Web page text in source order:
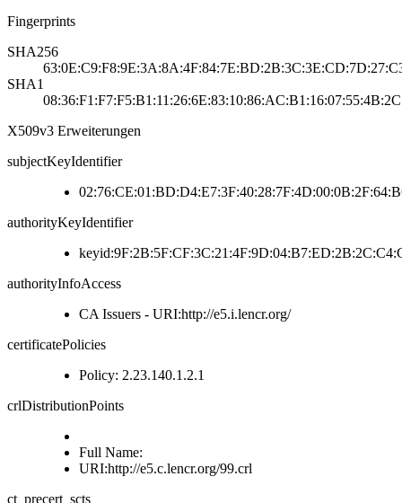
Fingerprints
SHA256
SHA1
X509v3 Erweiterungen
subjectKeyIdentifier
authorityKeyIdentifier
authorityInfoAccess
CA Issuers - URI:http://e5.i.lencr.org/
certificatePolicies
Policy: 2.23.140.1.2.1
crlDistributionPoints
Full Name:
URI:http://e5.c.lencr.org/99.crl
ct_precert_scts